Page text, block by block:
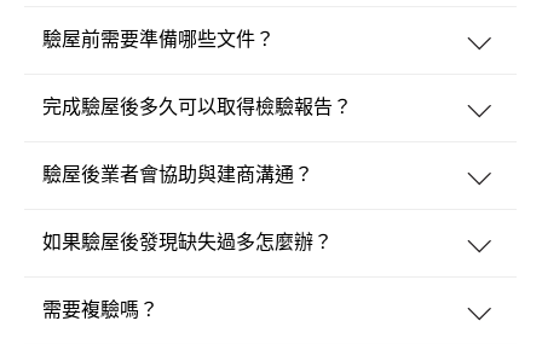
驗屋前需要準備哪些文件？
完成驗屋後多久可以取得檢驗報告？
驗屋後業者會協助與建商溝通？
如果驗屋後發現缺失過多怎麼辦？
需要複驗嗎？